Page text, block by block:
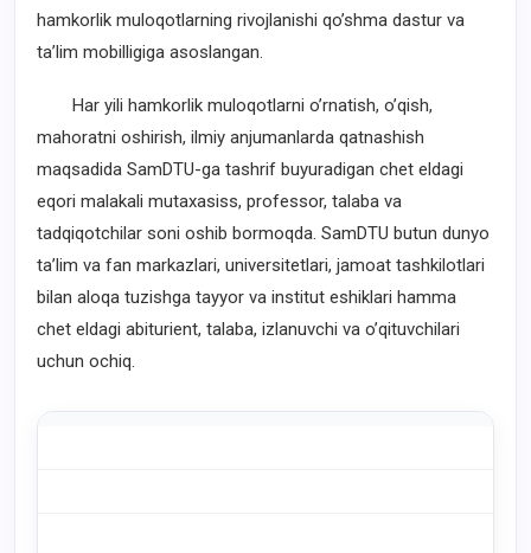
hamkorlik muloqotlarning rivojlanishi qoʼshma dastur va
taʼlim mobilligiga asoslangan.
Har yili hamkorlik muloqotlarni oʼrnatish, oʼqish,
mahoratni oshirish, ilmiy anjumanlarda qatnashish
maqsadida SamDTU-ga tashrif buyuradigan chet eldagi
eqori malakali mutaxasiss, professor, talaba va
tadqiqotchilar soni oshib bormoqda. SamDTU butun dunyo
taʼlim va fan markazlari, universitetlari, jamoat tashkilotlari
bilan aloqa tuzishga tayyor va institut eshiklari hamma
chet eldagi abiturient, talaba, izlanuvchi va oʼqituvchilari
uchun ochiq.